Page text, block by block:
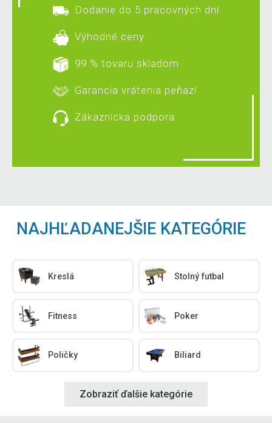
Dodanie do 5 pracovných dní
Výhodné ceny
99 % tovaru skladom
Garancia vrátenia peňazí
Zákaznícka podpora
NAJHĽADANEJŠIE KATEGÓRIE
Kreslá Stolný futbal
Fitness Poker
Poličky Biliard
Zobraziť ďalšie kategórie